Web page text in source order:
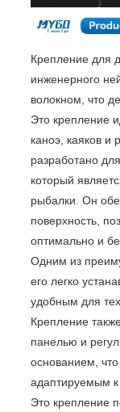
Крепление для
инженерного
волокном, что
Это крепление
каноэ, каяков и
разработано
который
рыбалки. Он
поверхность,
оптимально и
Одним из
его легко
удобным для
Крепление
панелью и
основанием,
адаптируемым
Это крепление